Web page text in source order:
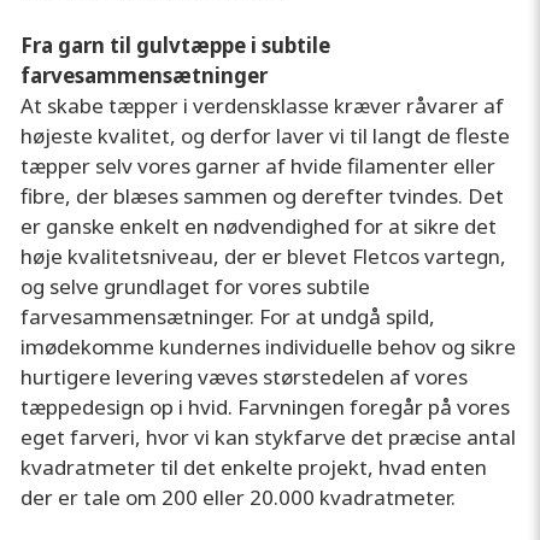
Fra garn til gulvtæppe i subtile
farvesammensætninger
At skabe tæpper i verdensklasse kræver råvarer af
højeste kvalitet, og derfor laver vi til langt de fleste
tæpper selv vores garner af hvide filamenter eller
fibre, der blæses sammen og derefter tvindes. Det
er ganske enkelt en nødvendighed for at sikre det
høje kvalitetsniveau, der er blevet Fletcos vartegn,
og selve grundlaget for vores subtile
farvesammensætninger. For at undgå spild,
imødekomme kundernes individuelle behov og sikre
hurtigere levering væves størstedelen af vores
tæppedesign op i hvid. Farvningen foregår på vores
eget farveri, hvor vi kan stykfarve det præcise antal
kvadratmeter til det enkelte projekt, hvad enten
der er tale om 200 eller 20.000 kvadratmeter.